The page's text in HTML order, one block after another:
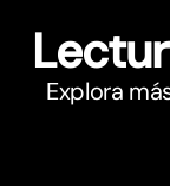
Explora